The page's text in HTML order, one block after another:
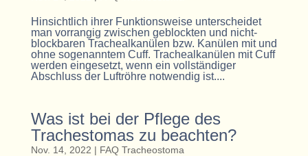
Hinsichtlich ihrer Funktionsweise unterscheidet
man vorrangig zwischen geblockten und nicht-
blockbaren Trachealkanülen bzw. Kanülen mit und
ohne sogenanntem Cuff. Trachealkanülen mit Cuff
werden eingesetzt, wenn ein vollständiger
Abschluss der Luftröhre notwendig ist....
Was ist bei der Pflege des
Trachestomas zu beachten?
Nov. 14, 2022 | FAQ Tracheostoma